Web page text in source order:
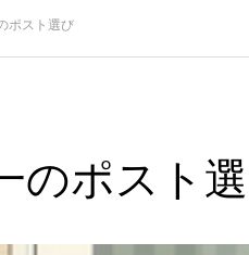
ポスト選び
のポスト